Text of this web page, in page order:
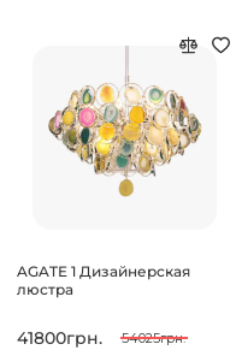
AGATE 1 Дизайнерская
люстра
41800грн. 54025грн.